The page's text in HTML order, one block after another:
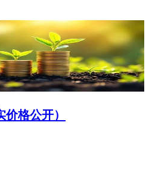
格公开）